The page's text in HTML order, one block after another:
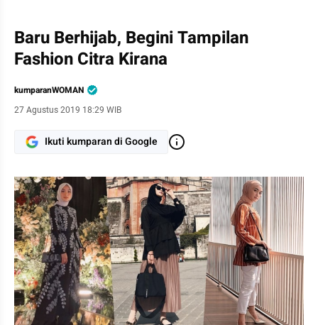
Baru Berhijab, Begini Tampilan
Fashion Citra Kirana
kumparanWOMAN
27 Agustus 2019 18:29 WIB
Ikuti kumparan di Google